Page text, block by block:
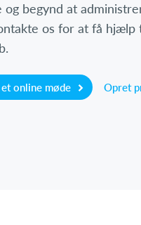
og begynd at
os for at få
online møde Opret